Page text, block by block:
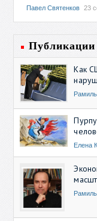
Павел Святенков 23
Публикации
Как
Елена